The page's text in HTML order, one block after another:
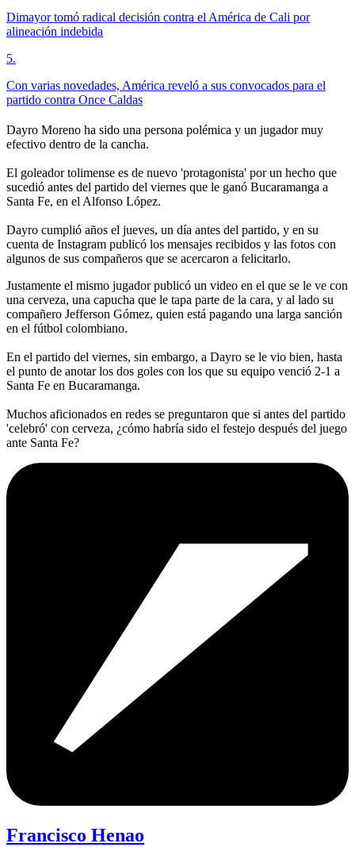
Dimayor tomó radical decisión contra el América de Cali por
alineación indebida
5.
Con varias novedades, América reveló a sus convocados para el
partido contra Once Caldas
Dayro Moreno ha sido una persona polémica y un jugador muy
efectivo dentro de la cancha.
El goleador tolimense es de nuevo 'protagonista' por un hecho que
sucedió antes del partido del viernes que le ganó Bucaramanga a
Santa Fe, en el Alfonso López.
Dayro cumplió años el jueves, un día antes del partido, y en su
cuenta de Instagram publicó los mensajes recibidos y las fotos con
algunos de sus compañeros que se acercaron a felicitarlo.
Justamente el mismo jugador publicó un video en el que se le ve con
una cerveza, una capucha que le tapa parte de la cara, y al lado su
compañero Jefferson Gómez, quien está pagando una larga sanción
en el fútbol colombiano.
En el partido del viernes, sin embargo, a Dayro se le vio bien, hasta
el punto de anotar los dos goles con los que su equipo venció 2-1 a
Santa Fe en Bucaramanga.
Muchos aficionados en redes se preguntaron que si antes del partido
'celebró' con cerveza, ¿cómo habría sido el festejo después del juego
ante Santa Fe?
Francisco Henao